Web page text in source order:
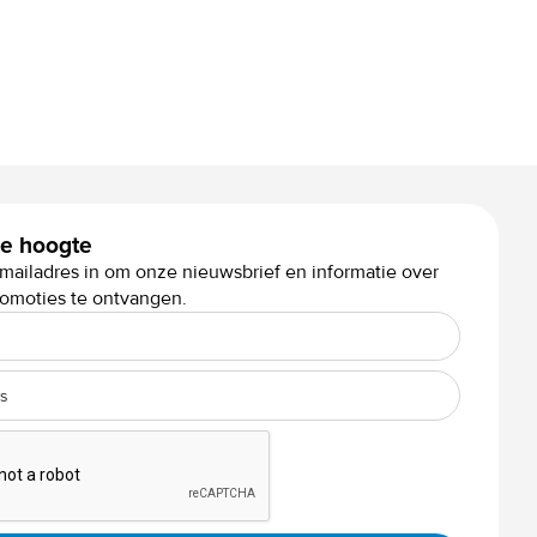
hoogte
in om onze nieuwsbrief en informatie over
te ontvangen.